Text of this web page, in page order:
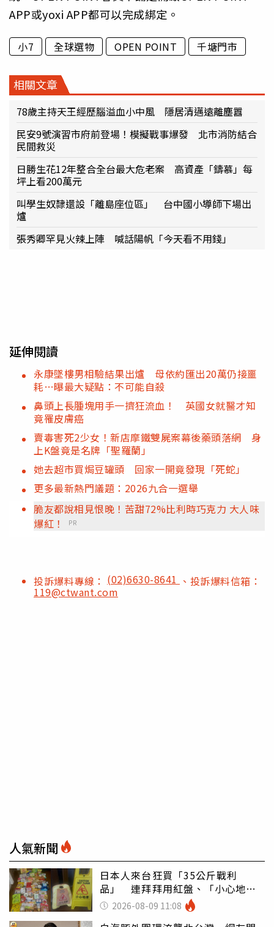
APP或yoxi APP都可以完成綁定。
小7 全球選物 OPEN POINT 千塘門市
相關文章
78歲主持天王經歷腦溢血小中風 隱居清邁遠離塵囂
民安9號演習市府前登場！模擬戰事爆發 北市消防結合
民間救災
日勝生花12年整合全台最大危老案 高資產「鑄慕」每
坪上看200萬元
叫學生奴隸還設「離島座位區」 台中國小導師下場出
爐
張秀卿罕見火辣上陣 喊話陽帆「今天看不用錢」
延伸閱讀
永康墜樓男相驗結果出爐 母依約匯出20萬仍接噩
耗…曝最大疑點：不可能自殺
鼻頭上長腫塊用手一擠狂流血！ 英國女就醫才知
竟罹皮膚癌
賣毒害死2少女！新店摩鐵雙屍案幕後藥頭落網 身
上K盤竟是名牌「聖羅蘭」
她去超市買焗豆罐頭 回家一開竟發現「死蛇」
更多最新熱門議題：2026九合一選舉
脆友都說相見恨晚！苦甜72%比利時巧克力 大人味
爆紅！
PR
投訴爆料專線： (02)6630-8641 、投訴爆料信箱：
119@ctwant.com
人氣新聞
日本人來台狂買「35公斤戰利
品」 連拜拜用紅盤、「小心地
滑」告示牌也帶回家
2026-08-09 11:08